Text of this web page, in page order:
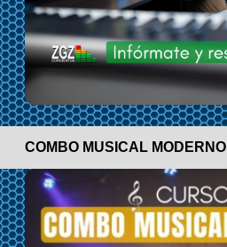
COMBO MUSICAL MODERNO